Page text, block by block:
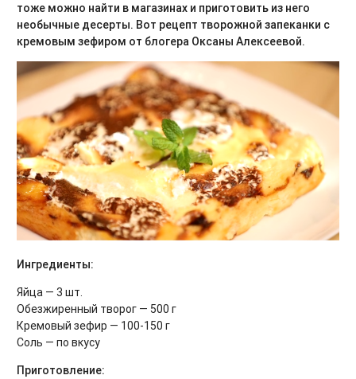
тоже можно найти в магазинах и приготовить из него
необычные десерты. Вот рецепт творожной запеканки с
кремовым зефиром от блогера Оксаны Алексеевой.
Ингредиенты:
Яйца — 3 шт.
Обезжиренный творог — 500 г
Кремовый зефир — 100-150 г
Соль — по вкусу
Приготовление: